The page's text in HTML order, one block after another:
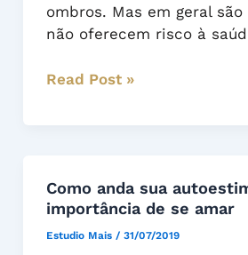
ombros. Mas em geral
não oferecem risco à
Read Post »
Como anda sua
importância de se amar
Estudio Mais / 31/07/2019
Como
anda
sua